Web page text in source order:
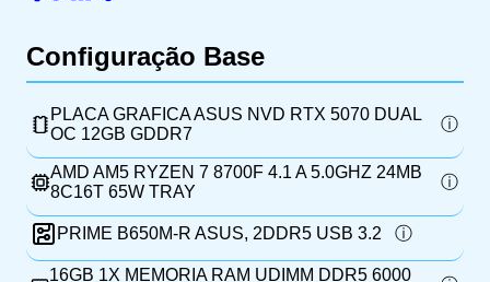
Configuração Base
PLACA GRAFICA ASUS NVD RTX 5070 DUAL
OC 12GB GDDR7
AMD AM5 RYZEN 7 8700F 4.1 A 5.0GHZ 24MB
8C16T 65W TRAY
PRIME B650M-R ASUS, 2DDR5 USB 3.2
16GB 1X MEMORIA RAM UDIMM DDR5 6000